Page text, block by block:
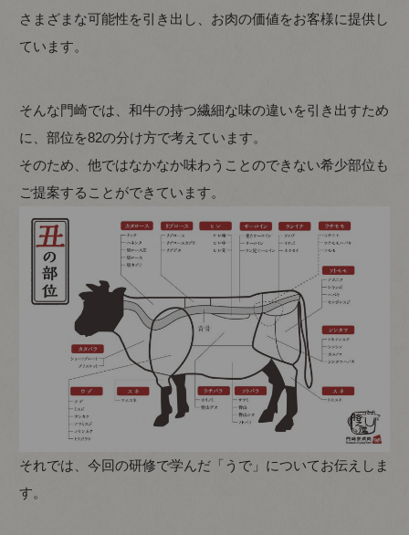
さまざまな可能性を引き出し、お肉の価値をお客様に提供し
ています。
そんな門崎では、和牛の持つ繊細な味の違いを引き出すため
に、部位を82の分け方で考えています。
そのため、他ではなかなか味わうことのできない希少部位も
ご提案することができています。
それでは、今回の研修で学んだ「うで」についてお伝えしま
す。